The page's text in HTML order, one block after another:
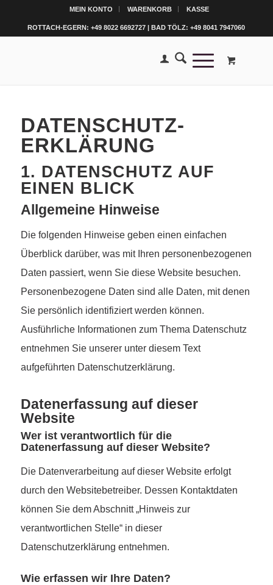
MEIN KONTO WARENKORB KASSE
ROTTACH-EGERN: +49 8022 6692727 | BAD TÖLZ: +49 8041 7947060
DATENSCHUTZ­
ERKLÄRUNG
1. DATENSCHUTZ AUF
EINEN BLICK
Allgemeine Hinweise
Die folgenden Hinweise geben einen einfachen
Überblick darüber, was mit Ihren personenbezogenen
Daten passiert, wenn Sie diese Website besuchen.
Personenbezogene Daten sind alle Daten, mit denen
Sie persönlich identifiziert werden können.
Ausführliche Informationen zum Thema Datenschutz
entnehmen Sie unserer unter diesem Text
aufgeführten Datenschutzerklärung.
Datenerfassung auf dieser
Website
Wer ist verantwortlich für die
Datenerfassung auf dieser Website?
Die Datenverarbeitung auf dieser Website erfolgt
durch den Websitebetreiber. Dessen Kontaktdaten
können Sie dem Abschnitt „Hinweis zur
verantwortlichen Stelle“ in dieser
Datenschutzerklärung entnehmen.
Wie erfassen wir Ihre Daten?